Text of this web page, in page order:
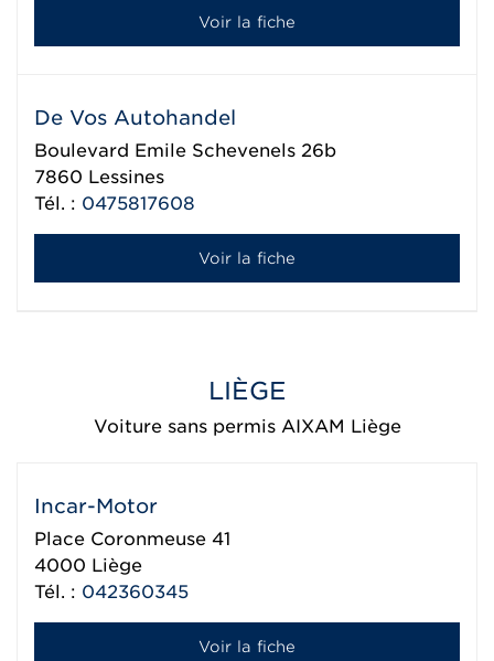
Voir la fiche
De Vos Autohandel
Boulevard Emile Schevenels 26b
7860 Lessines
Tél. : 0475817608
Voir la fiche
LIÈGE
Voiture sans permis AIXAM Liège
Incar-Motor
Place Coronmeuse 41
4000 Liège
Tél. : 042360345
Voir la fiche